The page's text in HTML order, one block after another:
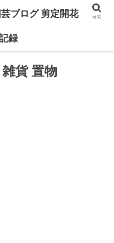
貨 置物
ブログ 剪定開花
録
検索